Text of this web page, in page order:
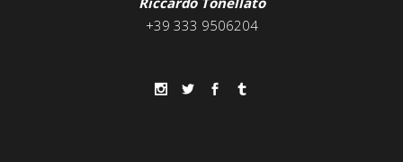
+39 333 9506204